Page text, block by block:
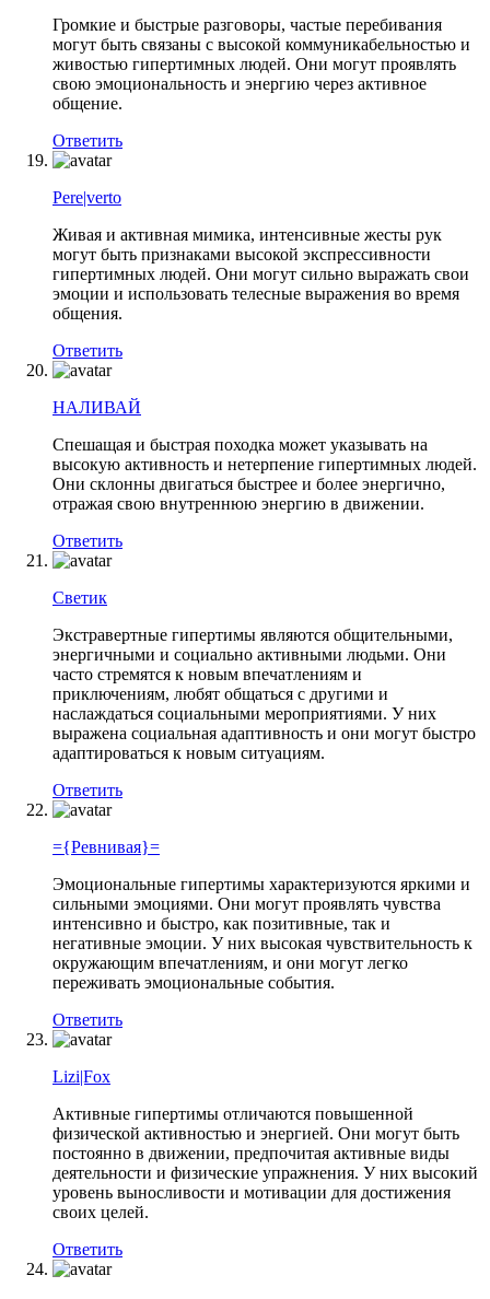
Громкие и быстрые разговоры, частые перебивания
могут быть связаны с высокой коммуникабельностью и
живостью гипертимных людей. Они могут проявлять
свою эмоциональность и энергию через активное
общение.
Ответить
Pere|verto
Живая и активная мимика, интенсивные жесты рук
могут быть признаками высокой экспрессивности
гипертимных людей. Они могут сильно выражать свои
эмоции и использовать телесные выражения во время
общения.
Ответить
НАЛИВАЙ
Спешащая и быстрая походка может указывать на
высокую активность и нетерпение гипертимных людей.
Они склонны двигаться быстрее и более энергично,
отражая свою внутреннюю энергию в движении.
Ответить
Светик
Экстравертные гипертимы являются общительными,
энергичными и социально активными людьми. Они
часто стремятся к новым впечатлениям и
приключениям, любят общаться с другими и
наслаждаться социальными мероприятиями. У них
выражена социальная адаптивность и они могут быстро
адаптироваться к новым ситуациям.
Ответить
={Ревнивая}=
Эмоциональные гипертимы характеризуются яркими и
сильными эмоциями. Они могут проявлять чувства
интенсивно и быстро, как позитивные, так и
негативные эмоции. У них высокая чувствительность к
окружающим впечатлениям, и они могут легко
переживать эмоциональные события.
Ответить
Lizi|Fox
Активные гипертимы отличаются повышенной
физической активностью и энергией. Они могут быть
постоянно в движении, предпочитая активные виды
деятельности и физические упражнения. У них высокий
уровень выносливости и мотивации для достижения
своих целей.
Ответить